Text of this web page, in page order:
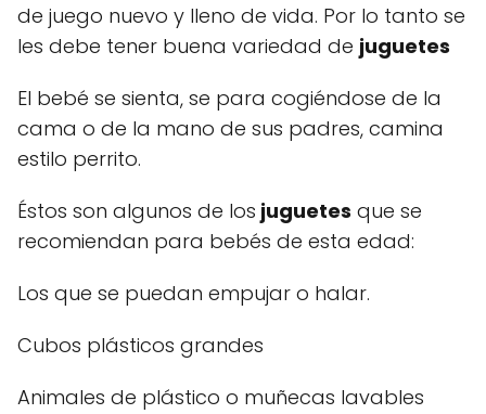
de juego nuevo y lleno de vida. Por lo tanto se
les debe tener buena variedad de juguetes
El bebé se sienta, se para cogiéndose de la
cama o de la mano de sus padres, camina
estilo perrito.
Éstos son algunos de los juguetes que se
recomiendan para bebés de esta edad:
Los que se puedan empujar o halar.
Cubos plásticos grandes
Animales de plástico o muñecas lavables